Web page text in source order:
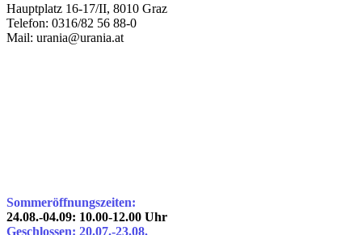
Hauptplatz 16-17/II, 8010 Graz
Telefon: 0316/82 56 88-0
Mail: urania@urania.at
Sommeröffnungszeiten:
24.08.-04.09: 10.00-12.00 Uhr
Geschlossen: 20.07.-23.08.